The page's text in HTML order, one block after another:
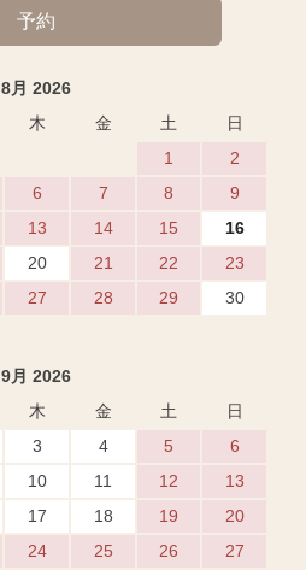
8月 2026
木 金 土
日
1
2
6 7 8
9
13 14 15
16
20 21 22
23
27 28 29
30
9月 2026
木 金 土
日
3 4 5
6
10 11 12
13
17 18 19
20
24 25 26
27